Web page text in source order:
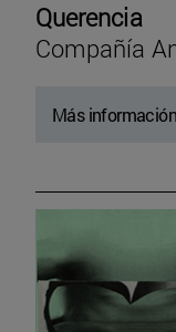
Querencia
Compañía
Más información